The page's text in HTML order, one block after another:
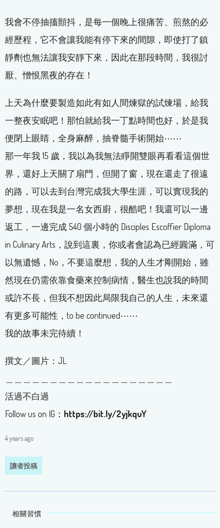
我會不停抽搐顫抖，是每一個晚上很痛苦、煎熬的必
經歷程，它不會讓我能有停下來的間隙，即使打了鎮
靜劑也無法讓我安靜下來，因此在那段時間，我很討
厭、憎恨黑夜的存在！
上天為什麼要製造如此有如人間煉獄的試煉場，給我
一整夜安眠吧！那怕就給我一丁點時間也好，於是我
便閉上眼睛，全身麻醉，抽脊髓手術開始⋯⋯
那一年我 15 歲，我以為我無法睜開雙眼再看看這個世
界，還好上天關了扇門，但開了窗，現在還走了很遠
的路，可以去到台灣完成我大學生涯，可以實現我的
夢想，現在我是一名女西廚，很酷吧！我還可以一邊
返工，一邊完成 540 個小時的 Disciples Escoffier Diploma
in Culinary Arts，說到這裏，你或者會認為已經圓滿，可
以無遺憾，No，不要這麼想，我的人生才剛開始，雖
然現在仍需依靠食藥來控制病情，醫生也說我的時間
或許不長，但我不想因此局限我自己的人生，未來還
有更多可能性，to be continued⋯⋯
我的故事未完待續！
撰文／圖片：JL
活過不白過
Follow us on IG： https://bit.ly/2yjkquY
4 years ago
讀者投稿
相關習慣